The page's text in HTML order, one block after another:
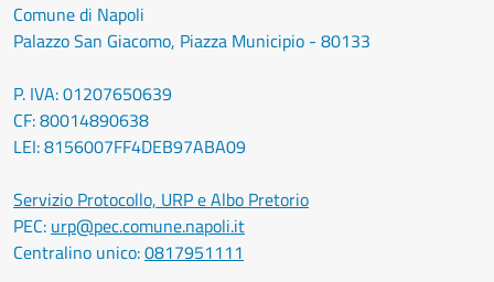
Comune di Napoli
Palazzo San Giacomo, Piazza Municipio - 80133
P. IVA: 01207650639
CF: 80014890638
LEI: 8156007FF4DEB97ABA09
Servizio Protocollo, URP e Albo Pretorio
PEC: urp@pec.comune.napoli.it
Centralino unico:0817951111